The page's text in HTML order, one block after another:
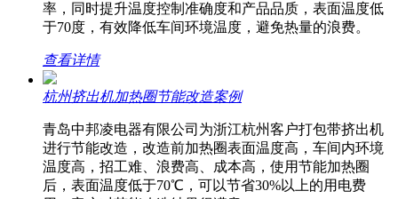
率，同时提升温度控制准确度和产品品质，表面温度低
于70度，有效降低车间环境温度，避免热量的浪费。
查看详情
杭州挤出机加热圈节能改造案例
青岛中邦凌电器有限公司为浙江杭州客户打包带挤出机
进行节能改造，改造前加热圈表面温度高，车间内环境
温度高，招工难、浪费高、成本高，使用节能加热圈
后，表面温度低于70℃，可以节省30%以上的用电费